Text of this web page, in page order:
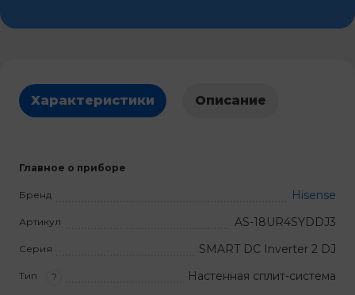
Характеристики Описание
Главное о приборе
Бренд Hisense
Артикул AS-18UR4SYDDJ3
Серия SMART DC Inverter 2 DJ
Тип ? Настенная сплит-система